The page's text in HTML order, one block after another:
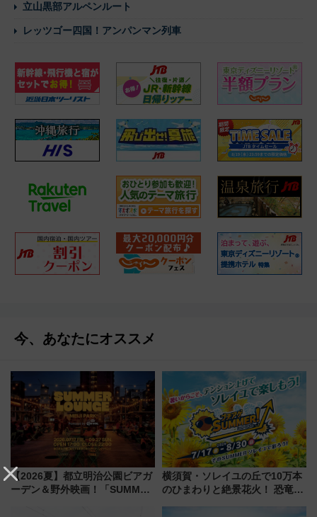
立山黒部アルペンルート
レッツゴー四国！アンパンマン列車
今、あなたにオススメ
【2026夏】都立明治公園ビアガ
ーデン＆野外映画！「SUMMER
横須賀・ソレイユの丘で10万本
のひまわりと絶景花火！ 恐竜や